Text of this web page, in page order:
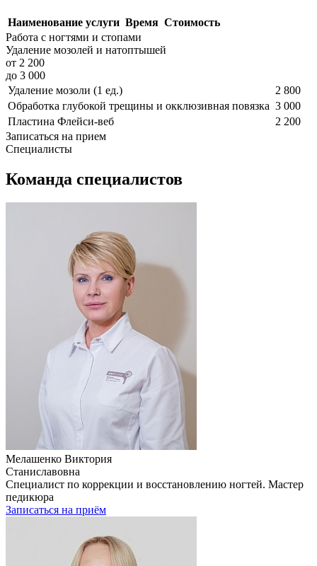
Наименование услуги Время Стоимость
Работа с ногтями и стопами
Удаление мозолей и натоптышей
от 2 200
до 3 000
Удаление мозоли (1 ед.)
2 800
Обработка глубокой трещины и окклюзивная повязка 3 000
Пластина Флейси-веб
2 200
Записаться на прием
Специалисты
Команда специалистов
Мелашенко Виктория
Станиславовна
Специалист по коррекции и восстановлению ногтей. Мастер
педикюра
Записаться на приём